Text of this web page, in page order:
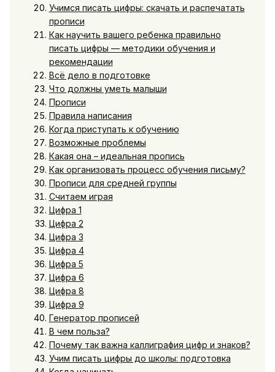
Учимся писать цифры: скачать и распечатать
прописи
Как научить вашего ребенка правильно
писать цифры — методики обучения и
рекомендации
Всё дело в подготовке
Что должны уметь малыши
Прописи
Правила написания
Когда приступать к обучению
Возможные проблемы
Какая она – идеальная пропись
Как организовать процесс обучения письму?
Прописи для средней группы
Считаем играя
Цифра 1
Цифра 2
Цифра 3
Цифра 4
Цифра 5
Цифра 6
Цифра 8
Цифра 9
Генератор прописей
В чем польза?
Почему так важна каллиграфия цифр и знаков?
Учим писать цифры до школы: подготовка